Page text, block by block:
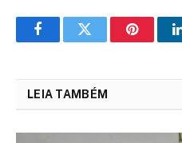
FacebookTwitter Pinterest
LEIA TAMBÉM